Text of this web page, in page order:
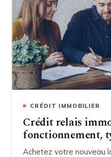
CRÉDIT IMMOBILIER
Crédit relais
fonctionnement,
Achetez votre nouveau